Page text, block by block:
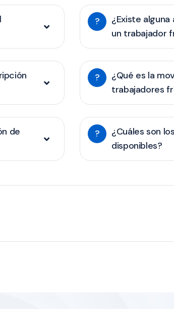
?
¿Existe
un trabajador
?
¿Qué es la
trabajadores
de
?
¿Cuáles son
disponibles?